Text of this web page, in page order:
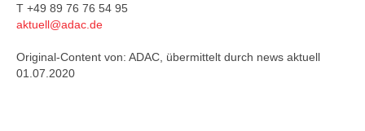
T +49 89 76 76 54 95
aktuell@adac.de
Original-Content von: ADAC, übermittelt durch news aktuell
01.07.2020